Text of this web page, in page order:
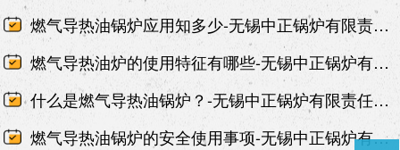
燃气导热油锅炉应用知多少-无锡中正锅炉有限责任公司
燃气导热油炉的使用特征有哪些-无锡中正锅炉有限责任公司
什么是燃气导热油锅炉？-无锡中正锅炉有限责任公司
燃气导热油锅炉的安全使用事项-无锡中正锅炉有限责任公司